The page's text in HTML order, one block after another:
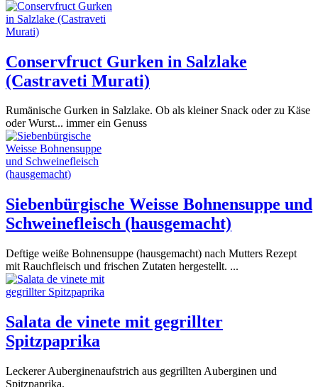
Conservfruct Gurken in Salzlake
(Castraveti Murati)
Rumänische Gurken in Salzlake. Ob als kleiner Snack oder zu Käse
oder Wurst... immer ein Genuss
Siebenbürgische Weisse Bohnensuppe und
Schweinefleisch (hausgemacht)
Deftige weiße Bohnensuppe (hausgemacht) nach Mutters Rezept
mit Rauchfleisch und frischen Zutaten hergestellt. ...
Salata de vinete mit gegrillter
Spitzpaprika
Leckerer Auberginenaufstrich aus gegrillten Auberginen und
Spitzpaprika.